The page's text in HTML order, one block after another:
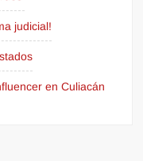
judicial!
en Culiacán